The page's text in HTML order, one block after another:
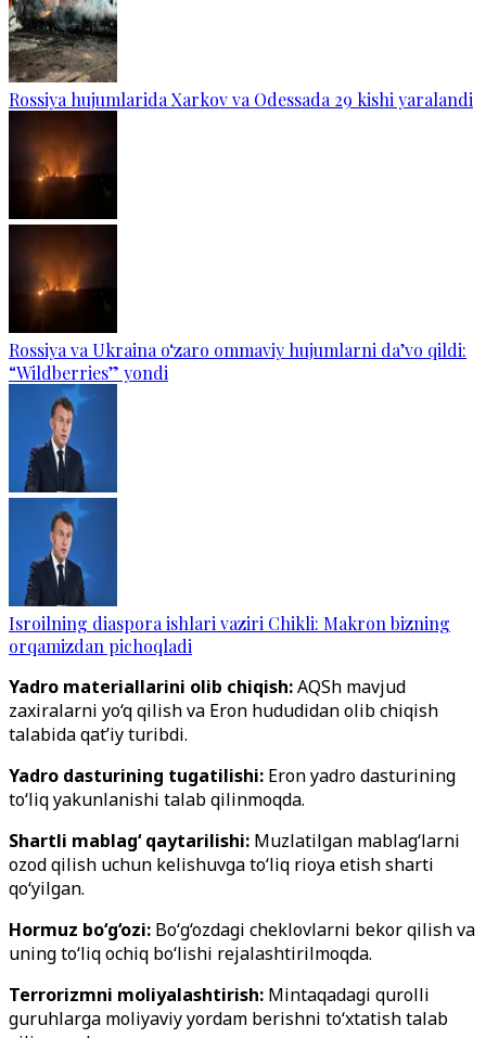
Rossiya hujumlarida Xarkov va Odessada 29 kishi yaralandi
Rossiya va Ukraina o‘zaro ommaviy hujumlarni da’vo qildi:
“Wildberries” yondi
Isroilning diaspora ishlari vaziri Chikli: Makron bizning
orqamizdan pichoqladi
Yadro materiallarini olib chiqish:AQSh mavjud
zaxiralarni yo‘q qilish va Eron hududidan olib chiqish
talabida qat’iy turibdi.
Yadro dasturining tugatilishi: Eron yadro dasturining
to‘liq yakunlanishi talab qilinmoqda.
Shartli mablag‘ qaytarilishi: Muzlatilgan mablag‘larni
ozod qilish uchun kelishuvga to‘liq rioya etish sharti
qo‘yilgan.
Hormuz bo‘g‘ozi: Bo‘g‘ozdagi cheklovlarni bekor qilish va
uning to‘liq ochiq bo‘lishi rejalashtirilmoqda.
Terrorizmni moliyalashtirish: Mintaqadagi qurolli
guruhlarga moliyaviy yordam berishni to‘xtatish talab